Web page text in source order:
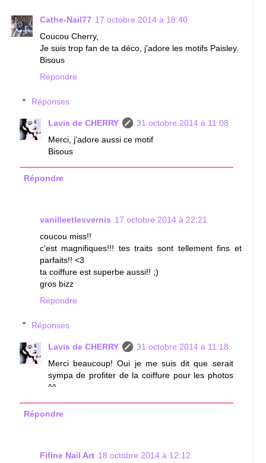
Cathe-Nail77 17 octobre 2014 à 18:40
Coucou Cherry,
Je suis trop fan de ta déco, j'adore les motifs Paisley.
Bisous
Répondre
Réponses
Lavis de CHERRY
31 octobre 2014 à 11:08
Merci, j'adore aussi ce motif
Bisous
Répondre
vanilleetlesvernis 17 octobre 2014 à 22:21
coucou miss!!
c'est magnifiques!!! tes traits sont tellement fins et
parfaits!! <3
ta coiffure est superbe aussi!! ;)
gros bizz
Répondre
Réponses
Lavis de CHERRY
31 octobre 2014 à 11:18
Merci beaucoup! Oui je me suis dit que serait
sympa de profiter de la coiffure pour les photos
^^
Répondre
Fifine Nail Art 18 octobre 2014 à 12:12